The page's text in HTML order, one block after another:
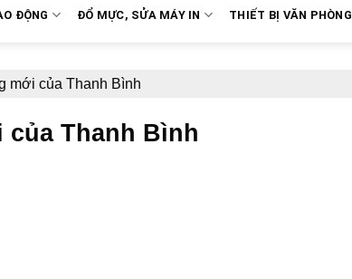
ĐỘNG ĐỔ MỰC, SỬA MÁY IN THIẾT BỊ VĂN PHÒNG
mới của Thanh Bình
Thanh Bình